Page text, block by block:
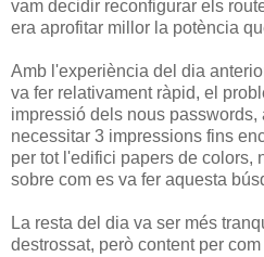
vam decidir reconfigurar els
era aprofitar millor la potència
Amb l'experiència del dia
va fer relativament ràpid, el
impressió dels nous passwords,
necessitar 3 impressions fins
per tot l'edifici papers de colors,
sobre com es va fer aquesta
La resta del dia va ser més
destrossat, però content per